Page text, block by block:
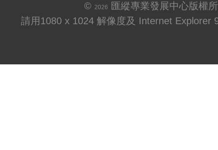
© 2026
匯縱專業發展中心版權
請用1080 x 1024 解像度及 Internet Explorer